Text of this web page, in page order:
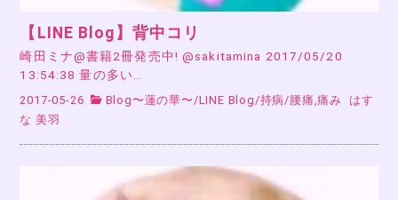
【LINE Blog】背中コリ
崎田ミナ@書籍2冊発売中! @sakitamina 2017/05/20
13:54:38 量の多い…
2017-05-26 Blog〜蓮の華〜 /LINE Blog /持病 /腰痛,痛み
はす
な 美羽